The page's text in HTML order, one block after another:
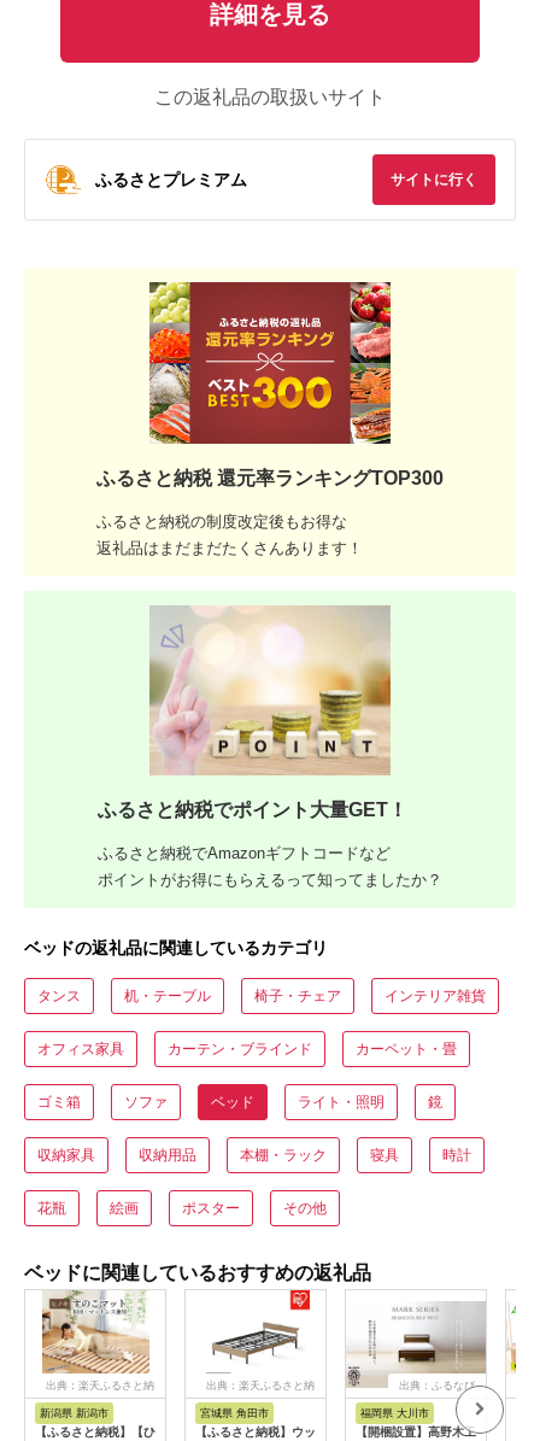
詳細を見る
この返礼品の取扱いサイト
ふるさとプレミアム サイトに行く
ふるさと納税 還元率ランキングTOP300
ふるさと納税の制度改定後もお得な
返礼品はまだまだたくさんあります！
ふるさと納税でポイント大量GET！
ふるさと納税でAmazonギフトコードなど
ポイントがお得にもらえるって知ってましたか？
ベッドの返礼品に関連しているカテゴリ
タンス 机・テーブル 椅子・チェア インテリア雑貨
オフィス家具 カーテン・ブラインド カーペット・畳
ゴミ箱 ソファ ベッド ライト・照明 鏡
収納家具 収納用品 本棚・ラック 寝具 時計
花瓶 絵画 ポスター その他
ベッドに関連しているおすすめの返礼品
出典：楽天ふるさと納
新潟県 新潟市
【ふるさと納税】【ひ
出典：楽天ふるさと納
宮城県 角田市
【ふるさと納税】ウッ
出典：ふるなび
福岡県 大川市
【開梱設置】高野木工